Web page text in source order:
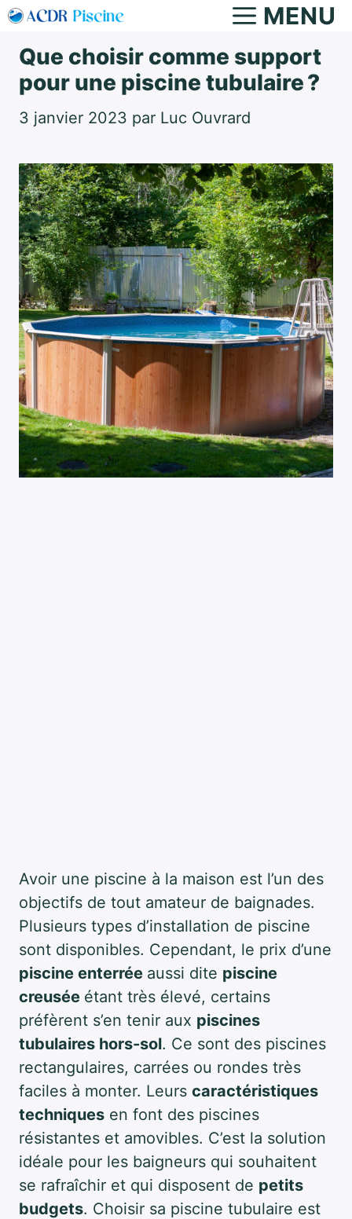
Aller
contenu
MENU
Que choisir comme support
pour une piscine tubulaire ?
3 janvier 2023 par Luc Ouvrard
Avoir une piscine à la maison est l’un des
objectifs de tout amateur de baignades.
Plusieurs types d’installation de piscine
sont disponibles. Cependant, le prix d’une
piscine enterrée aussi dite piscine
creusée étant très élevé, certains
préfèrent s’en tenir aux piscines
tubulaires hors-sol. Ce sont des piscines
rectangulaires, carrées ou rondes très
faciles à monter. Leurs caractéristiques
techniques en font des piscines
résistantes et amovibles. C’est la solution
idéale pour les baigneurs qui souhaitent
se rafraîchir et qui disposent de petits
budgets. Choisir sa piscine tubulaire est